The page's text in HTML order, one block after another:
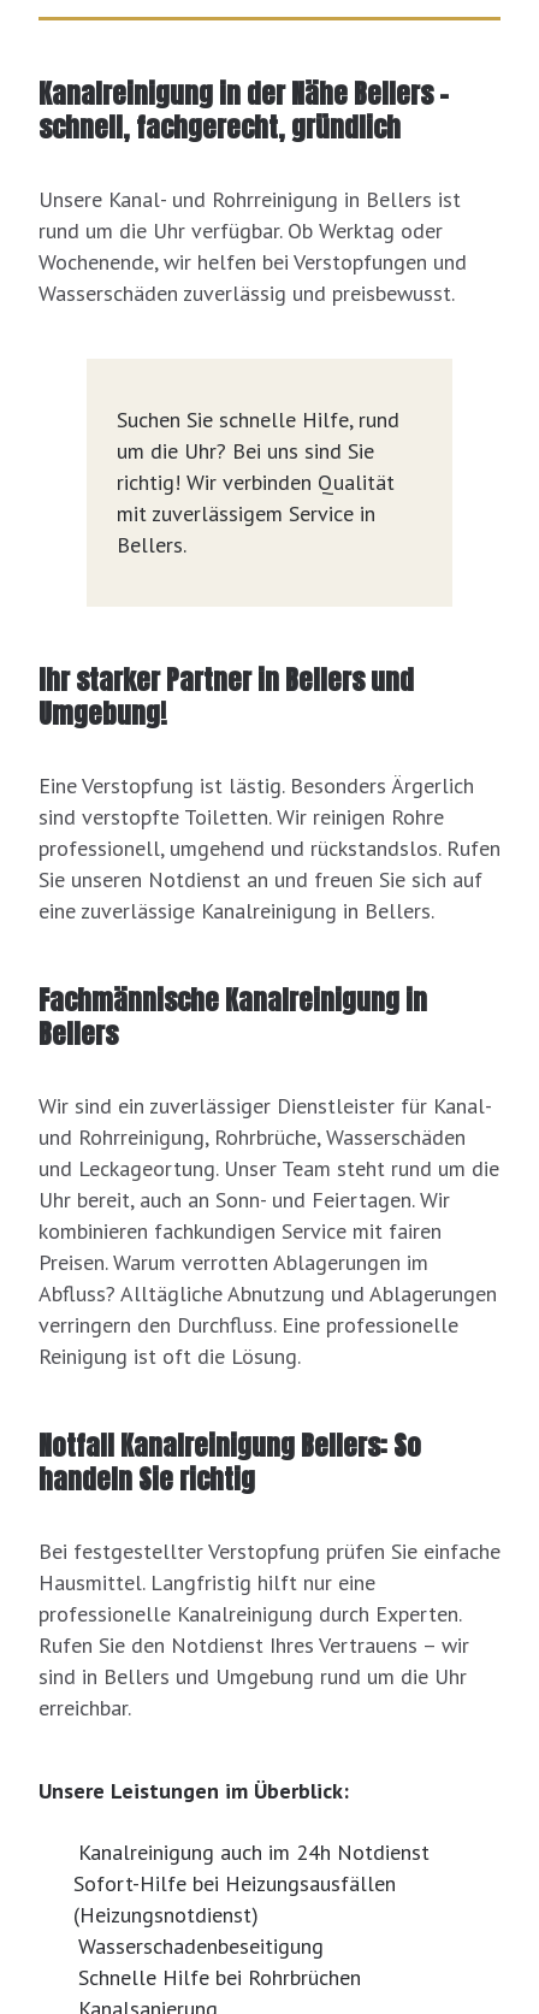
Kanalreinigung in der Nähe Bellers –
schnell, fachgerecht, gründlich
Unsere Kanal- und Rohrreinigung in Bellers ist
rund um die Uhr verfügbar. Ob Werktag oder
Wochenende, wir helfen bei Verstopfungen und
Wasserschäden zuverlässig und preisbewusst.
Suchen Sie schnelle Hilfe, rund
um die Uhr? Bei uns sind Sie
richtig! Wir verbinden Qualität
mit zuverlässigem Service in
Bellers.
Ihr starker Partner in Bellers und
Umgebung!
Eine Verstopfung ist lästig. Besonders Ärgerlich
sind verstopfte Toiletten. Wir reinigen Rohre
professionell, umgehend und rückstandslos. Rufen
Sie unseren Notdienst an und freuen Sie sich auf
eine zuverlässige Kanalreinigung in Bellers.
Fachmännische Kanalreinigung in
Bellers
Wir sind ein zuverlässiger Dienstleister für Kanal-
und Rohrreinigung, Rohrbrüche, Wasserschäden
und Leckageortung. Unser Team steht rund um die
Uhr bereit, auch an Sonn- und Feiertagen. Wir
kombinieren fachkundigen Service mit fairen
Preisen. Warum verrotten Ablagerungen im
Abfluss? Alltägliche Abnutzung und Ablagerungen
verringern den Durchfluss. Eine professionelle
Reinigung ist oft die Lösung.
Notfall Kanalreinigung Bellers: So
handeln Sie richtig
Bei festgestellter Verstopfung prüfen Sie einfache
Hausmittel. Langfristig hilft nur eine
professionelle Kanalreinigung durch Experten.
Rufen Sie den Notdienst Ihres Vertrauens – wir
sind in Bellers und Umgebung rund um die Uhr
erreichbar.
Unsere Leistungen im Überblick:
Kanalreinigung auch im 24h Notdienst
Sofort-Hilfe bei Heizungsausfällen
(Heizungsnotdienst)
Wasserschadenbeseitigung
Schnelle Hilfe bei Rohrbrüchen